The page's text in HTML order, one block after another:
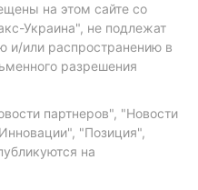
на этом сайте со
Украина", не подлежат
и/или распространению в
разрешения
партнеров", "Новости
"Позиция",
на